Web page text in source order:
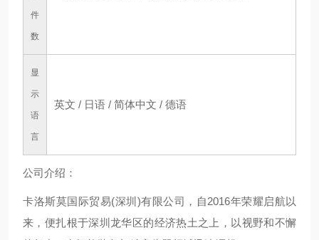
件
数
显
示
语
言
英文 / 日语 / 简体中文 / 德语
公司介绍：
卡洛斯莫国际贸易(深圳)有限公司，自2016年荣耀启航以
来，便扎根于深圳龙华区的经济热土之上，以视野和不懈